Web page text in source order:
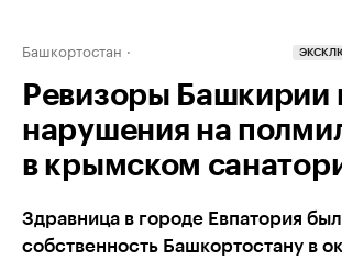
Башкортостан
Ревизоры Башкирии
нарушения на
в крымском
Здравница в городе Евпатория
собственность Башкортостану в